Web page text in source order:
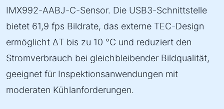
IMX992-AABJ-C-Sensor. Die USB3-Schnittstelle
bietet 61,9 fps Bildrate, das externe TEC-Design
ermöglicht ΔT bis zu 10 °C und reduziert den
Stromverbrauch bei gleichbleibender Bildqualität,
geeignet für Inspektionsanwendungen mit
moderaten Kühlanforderungen.